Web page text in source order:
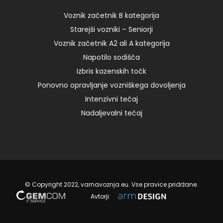
23. 09. 2024
Voznik začetnik B kategorija
Starejši vozniki – Seniorji
Voznik začetnik A2 ali A kategorija
Napotilo sodišča
Izbris kazenskih točk
Ponovno opravljanje vozniškega dovoljenja
Intenzivni tečaj
Nadaljevalni tečaj
© Copyright 2022, varnavoznja.eu. Vse pravice pridržane.
Avtorji: